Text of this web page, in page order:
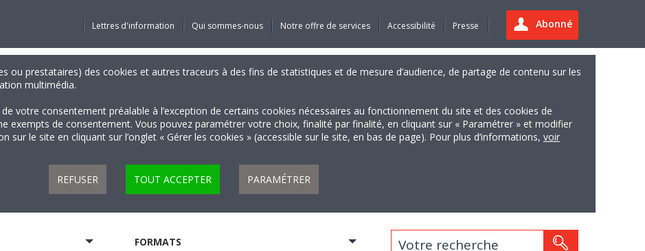
Abonné
Lettres d'information Qui sommes-nous Notre offre de services Accessibilité Presse
ou prestataires) des cookies et autres traceurs à des fins de statistiques et de mesure d’audience, de partage de contenu sur les
multimédia.
votre consentement préalable à l’exception de certains cookies nécessaires au fonctionnement du site et des cookies de
exempts de consentement. Vous pouvez paramétrer votre choix, finalité par finalité, en cliquant sur « Paramétrer » et modifier
le site en cliquant sur l’onglet « Gérer les cookies » (accessible sur le site, en bas de page). Pour plus d’informations, voir
REFUSER TOUT ACCEPTER PARAMÉTRER
FORMATS Votre recherche